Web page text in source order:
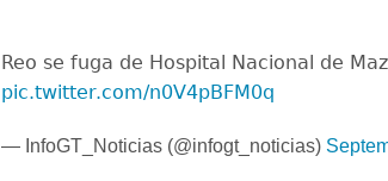
Reo se fuga de Hospital Nacional de
pic.twitter.com/n0V4pBFM0q
— InfoGT_Noticias (@infogt_noticias)